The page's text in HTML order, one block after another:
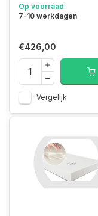
Op voorraad
7-10 werkdagen
€426,00
Vergelijk